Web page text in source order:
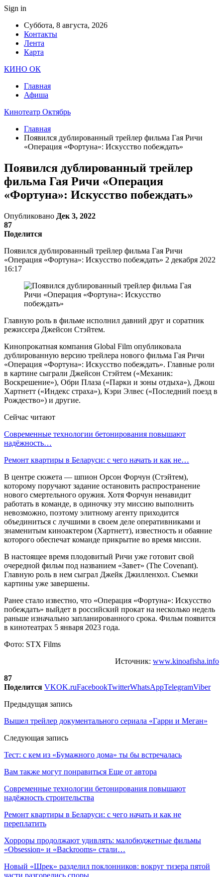
Sign in
Суббота, 8 августа, 2026
Контакты
Лента
Карта
КИНО ОК
Главная
Афиша
Кинотеатр Октябрь
Главная
Появился дублированный трейлер фильма Гая Ричи
«Операция «Фортуна»: Искусство побеждать»
Появился дублированный трейлер
фильма Гая Ричи «Операция
«Фортуна»: Искусство побеждать»
Опубликовано Дек 3, 2022
87
Поделится
Появился дублированный трейлер фильма Гая Ричи
«Операция «Фортуна»: Искусство побеждать» 2 декабря 2022
16:17
Главную роль в фильме исполнил давний друг и соратник
режиссера Джейсон Стэйтем.
Кинопрокатная компания Global Film опубликовала
дублированную версию трейлера нового фильма Гая Ричи
«Операция «Фортуна»: Искусство побеждать». Главные роли
в картине сыграли Джейсон Стэйтем («Механик:
Воскрешение»), Обри Плаза («Парки и зоны отдыха»), Джош
Хартнетт («Индекс страха»), Кэри Элвес («Последний поезд в
Рождество») и другие.
Сейчас читают
Современные технологии бетонирования повышают
надёжность…
Ремонт квартиры в Беларуси: с чего начать и как не…
В центре сюжета — шпион Орсон Форчун (Стэйтем),
которому поручают задание остановить распространение
нового смертельного оружия. Хотя Форчун ненавидит
работать в команде, в одиночку эту миссию выполнить
невозможно, поэтому элитному агенту приходится
объединиться с лучшими в своем деле оперативниками и
знаменитым киноактером (Хартнетт), известность и обаяние
которого обеспечат команде прикрытие во время миссии.
В настоящее время плодовитый Ричи уже готовит свой
очередной фильм под названием «Завет» (The Covenant).
Главную роль в нем сыграл Джейк Джилленхол. Съемки
картины уже завершены.
Ранее стало известно, что «Операция «Фортуна»: Искусство
побеждать» выйдет в российский прокат на несколько недель
раньше изначально запланированного срока. Фильм появится
в кинотеатрах 5 января 2023 года.
Фото: STX Films
Источник: www.kinoafisha.info
87
Поделится VKOK.ruFacebookTwitterWhatsAppTelegramViber
Предыдущая запись
Вышел трейлер документального сериала «Гарри и Меган»
Следующая запись
Тест: с кем из «Бумажного дома» ты бы встречалась
Вам также могут понравиться Еще от автора
Современные технологии бетонирования повышают
надёжность строительства
Ремонт квартиры в Беларуси: с чего начать и как не
переплатить
Хорроры продолжают удивлять: малобюджетные фильмы
«Obsession» и «Backrooms» стали…
Новый «Шрек» разделил поклонников: вокруг тизера пятой
части разгорелись споры